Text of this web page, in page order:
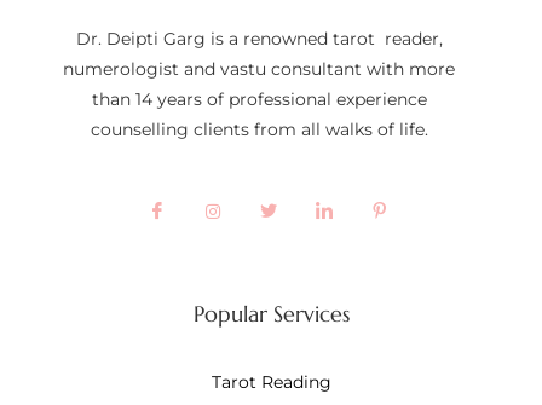
Dr. Deipti Garg is a renowned tarot reader,
numerologist and vastu consultant with more
than 14 years of professional experience
counselling clients from all walks of life.
Popular Services
Tarot Reading